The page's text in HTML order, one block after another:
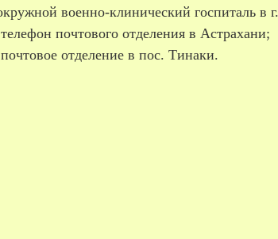
военно-клинический госпиталь в
почтового отделения в Астрахани;
отделение в пос. Тинаки.